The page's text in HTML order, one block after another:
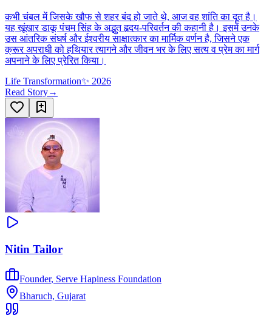
कभी चंबल में जिसके खौफ से शहर बंद हो जाते थे, आज वह शांति का दूत है।
यह खूंखार डाकू पंचम सिंह के अद्भुत हृदय-परिवर्तन की कहानी है। इसमें उनके
उस आंतरिक संघर्ष और ईश्वरीय साक्षात्कार का मार्मिक वर्णन है, जिसने एक
क्रूर अपराधी को हथियार त्यागने और जीवन भर के लिए सत्य व प्रेम का मार्ग
अपनाने के लिए प्रेरित किया।
Life Transformation✨ 2026
Read Story→
Nitin Tailor
Founder, Serve Hapiness Foundation
Bharuch, Gujarat